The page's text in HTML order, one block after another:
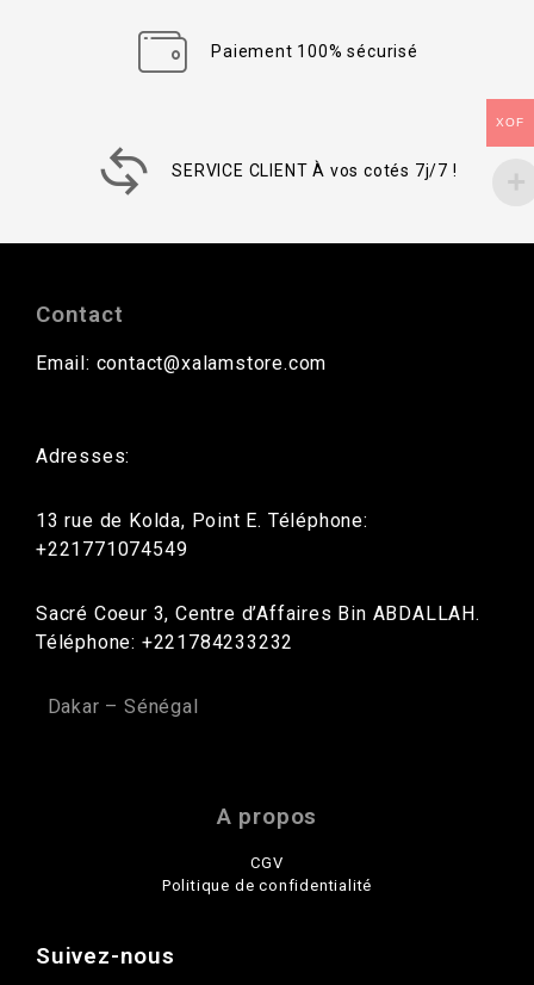
Paiement 100% sécurisé
SERVICE CLIENT À vos cotés 7j/7 !
Contact
Email: contact@xalamstore.com
Adresses:
13 rue de Kolda, Point E. Téléphone:
+221771074549
Sacré Coeur 3, Centre d’Affaires Bin ABDALLAH.
Téléphone: +221784233232
Dakar – Sénégal
A propos
CGV
Politique de confidentialité
Suivez-nous
XOF